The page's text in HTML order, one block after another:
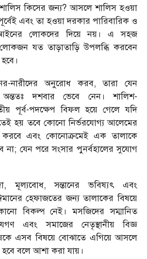
কিসের জন্য? আসলে শালিস হওয়া
এবং তা হওয়া দরকার পারিবারিক ও
আইনের লোকদের দিয়ে নয়। এ সহজ
লোকজন যত তাড়াতাড়ি উপলব্ধি করবেন
নারীদের অনুরোধ করব, তারা যেন
দশবার ভেবে নেন। শালিশ-
পূর্ব-পদক্ষেপ বিফল হয়ে গেলে যদি
হয় তবে কোনো নির্ভরযোগ্য আলেমের
করবে এবং কোনোক্রমেই এক তালাকে
না; যেন পরে সংসার পুনর্বহালের সুযোগ
মূল্যবোধ, সন্তানের ভবিষ্যৎ এবং
হেফাজতের জন্য তালাকের বিষয়ে
বিকল্প নেই। মসজিদের সম্মানিত
এবং সমাজের নেতৃস্থানীয় বিজ্ঞ
এসব বিষয়ে বোঝাতে এগিয়ে আসলে
বলে আশা করা যায়।